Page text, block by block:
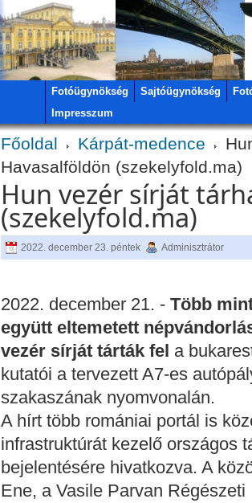
Fotóügynökség Sajtóügynökség
Impresszum
Főoldal Kárpát-medence
Havasalföldön (szekelyfold.ma)
Hun vezér sírját
(szekelyfold.ma)
2022. december 23. péntek Adminisztrátor
2022. december 21. - Több
együtt eltemetett
vezér sírját tárták fel a
kutatói a tervezett A7-es
szakaszának nyomvonalán.
A hírt több romániai portál is
infrastruktúrát kezelő országos
bejelentésére hivatkozva. A
Ene, a Vasile Parvan